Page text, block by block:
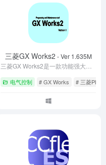
三菱GX Works2 - Ver 1.635M
电气控制 # GX Works # 三菱PLC